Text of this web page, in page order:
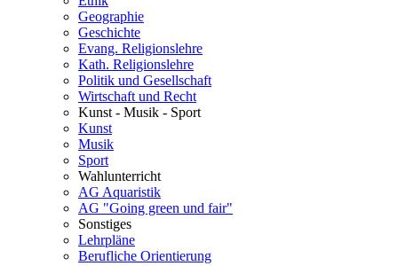
Geographie
Geschichte
Evang. Religionslehre
Kath. Religionslehre
Politik und Gesellschaft
Wirtschaft und Recht
Kunst - Musik - Sport
Kunst
Musik
Sport
Wahlunterricht
AG Aquaristik
AG "Going green und fair"
Sonstiges
Lehrpläne
Berufliche Orientierung